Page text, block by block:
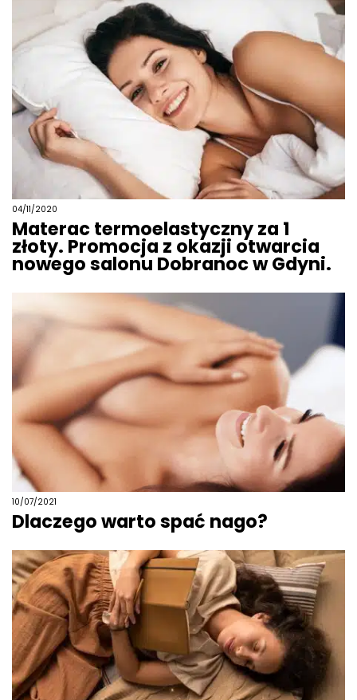
04/11/2020
Materac termoelastyczny za 1
złoty. Promocja z okazji otwarcia
nowego salonu Dobranoc w Gdyni.
10/07/2021
Dlaczego warto spać nago?